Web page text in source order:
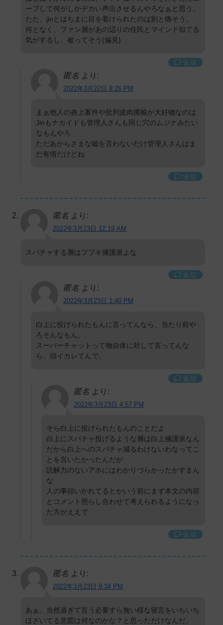
ーブして何がしかデカい声出させるんやろなぁと思う。
たた、jinとはちまに目を着けられたのは割と痛そう。
何となく、ファン層があの辺りの住民とマインド似てる
気がするし、被ってそう(偏見)
返信
匿名 より:
2022年3月22日 8:26 PM
まぁ他人の炎上案件や批判皮肉揶揄が大好物なのは
Jinもナカイドも管理人さんも同じ穴のムジナみたい
なもんやろ
ただあからさまな嘘を言わないだけ管理人さんはま
だ有情だけどね
返信
匿名 より:
2022年3月23日 12:19 AM
スパチャする層はフブキ擁護派よな
返信
匿名 より:
2022年3月23日 1:40 PM
白上に投げられたもんに言ってんなら、当たり前や
ろそんなもん。
スーパーチャットって物自体に対して言ってんな
ら、頭イカレてんで。
返信
匿名 より:
2022年3月23日 4:57 PM
そら白上に投げられたもんのことだよ
白上にスパチャ投げるような層は白上擁護派なん
だから白上へのスパチャ減るわけないわなってこ
とを言いたかったんだが
読解力のないアホにはわかりづらかったかすまん
な
人の事頭いかれてるとかいう前にまず本文の内容
とコメント照らし合わせて考えられるようになっ
た方がええで
返信
匿名 より:
2022年3月23日 9:34 PM
あぁ、当然過ぎて言う必要すら無い様な寝言をいちいち
ほざいてる意図は何なのかな？と思っただけなんだ。